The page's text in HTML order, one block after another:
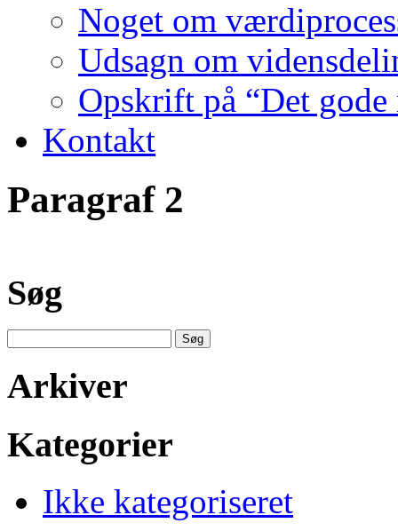
Noget om
Udsagn om
Opskrift på “Det gode
Kontakt
Paragraf 2
Søg
efter:
Arkiver
Kategorier
Ikke kategoriseret